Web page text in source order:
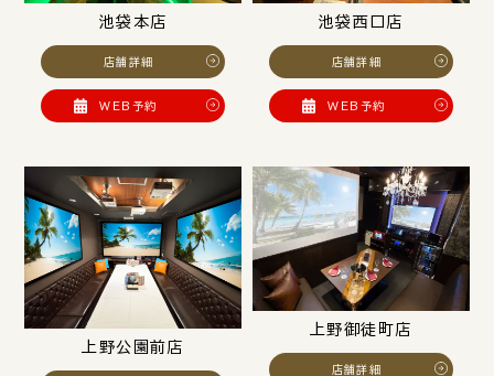
池袋本店
店舗詳細
WEB予約
池袋西口店
店舗詳細
WEB予約
上野公園前店
上野御徒町店
店舗詳細